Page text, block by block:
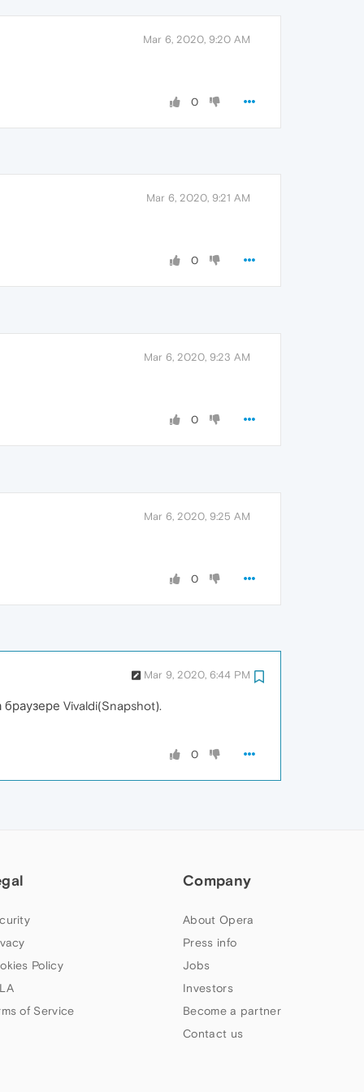
Mar 6, 2020, 9:20 AM
0
Mar 6, 2020, 9:21 AM
0
Mar 6, 2020, 9:23 AM
0
Mar 6, 2020, 9:25 AM
0
Mar 9, 2020, 6:44 PM
Vivaldi(Snapshot).
0
Policy
of Service
Company
About Opera
Press info
Jobs
Investors
Become a partner
Contact us